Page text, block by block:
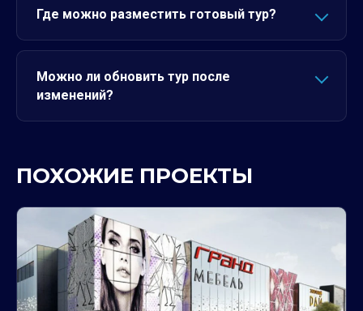
Где можно разместить готовый тур?
Можно ли обновить тур после
изменений?
ПОХОЖИЕ ПРОЕКТЫ